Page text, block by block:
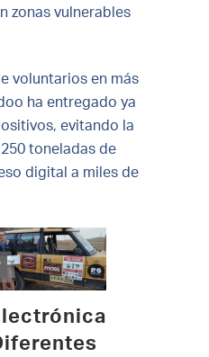
zonas vulnerables
voluntarios en más
ha entregado ya
evitando la
toneladas de
digital a miles de